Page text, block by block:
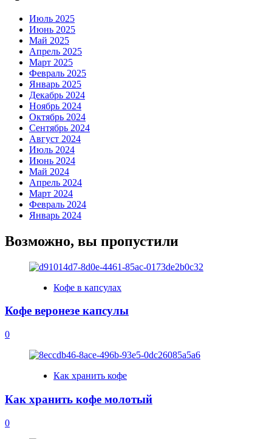
Июль 2025
Июнь 2025
Май 2025
Апрель 2025
Март 2025
Февраль 2025
Январь 2025
Декабрь 2024
Ноябрь 2024
Октябрь 2024
Сентябрь 2024
Август 2024
Июль 2024
Июнь 2024
Май 2024
Апрель 2024
Март 2024
Февраль 2024
Январь 2024
Возможно, вы пропустили
Кофе в капсулах
Кофе веронезе капсулы
0
Как хранить кофе
Как хранить кофе молотый
0